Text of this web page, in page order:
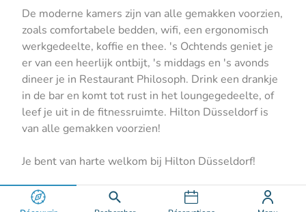
De moderne kamers zijn van alle gemakken voorzien,
zoals comfortabele bedden, wifi, een ergonomisch
werkgedeelte, koffie en thee. 's Ochtends geniet je
er van een heerlijk ontbijt, 's middags en 's avonds
dineer je in Restaurant Philosoph. Drink een drankje
in de bar en komt tot rust in het loungegedeelte, of
leef je uit in de fitnessruimte. Hilton Düsseldorf is
van alle gemakken voorzien!
Je bent van harte welkom bij Hilton Düsseldorf!